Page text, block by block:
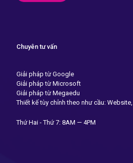
Chuyên tư vấn
Giải pháp từ Google
Giải pháp từ Microsoft
Giải pháp từ Megaedu
Thiết kế tùy chỉnh theo như cầu:
Thứ Hai - Thứ 7: 8AM — 4PM